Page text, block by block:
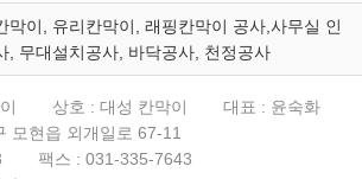
막이, 유리칸막이, 래핑칸막이 공사,사무실 인
, 무대설치공사, 바닥공사, 천정공사
상호 : 대성 칸막이
대표 : 윤숙화
모현읍 외개일로 67-11
팩스 : 031-335-7643